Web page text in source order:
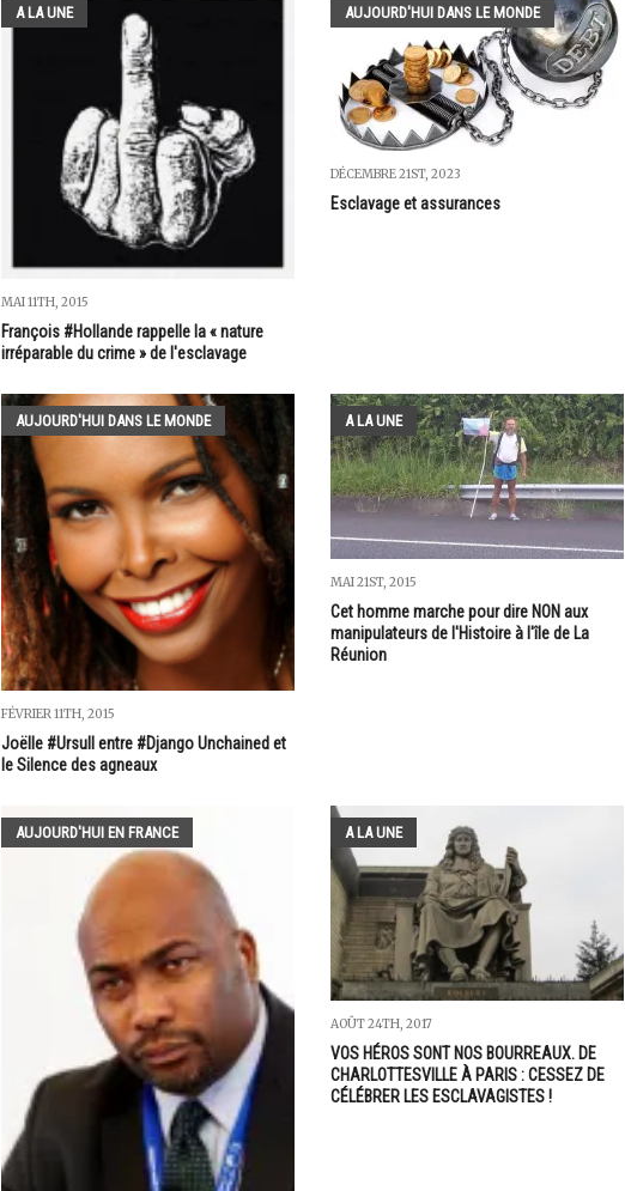
A LA UNE
MAI 11TH, 2015
François #Hollande rappelle la « nature
irréparable du crime » de l'esclavage
AUJOURD'HUI DANS LE MONDE
DÉCEMBRE 21ST, 2023
Esclavage et assurances
AUJOURD'HUI DANS LE MONDE
FÉVRIER 11TH, 2015
Joëlle #Ursull entre #Django Unchained et
le Silence des agneaux
A LA UNE
MAI 21ST, 2015
Cet homme marche pour dire NON aux
manipulateurs de l'Histoire à l'île de La
Réunion
AUJOURD'HUI EN FRANCE A LA UNE
AOÛT 24TH, 2017
VOS HÉROS SONT NOS BOURREAUX. DE
CHARLOTTESVILLE À PARIS : CESSEZ DE
CÉLÉBRER LES ESCLAVAGISTES !